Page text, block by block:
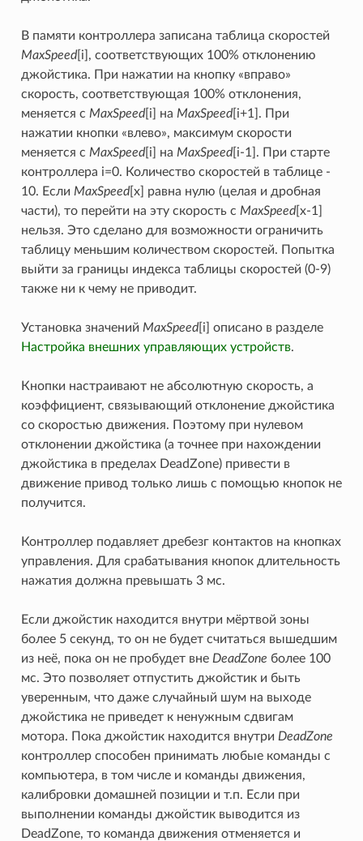
В памяти контроллера записана таблица скоростей
MaxSpeed[i], соответствующих 100% отклонению
джойстика. При нажатии на кнопку «вправо»
скорость, соответствующая 100% отклонения,
меняется с MaxSpeed[i] на MaxSpeed[i+1]. При
нажатии кнопки «влево», максимум скорости
меняется с MaxSpeed[i] на MaxSpeed[i-1]. При старте
контроллера i=0. Количество скоростей в таблице -
10. Если MaxSpeed[x] равна нулю (целая и дробная
части), то перейти на эту скорость с MaxSpeed[x-1]
нельзя. Это сделано для возможности ограничить
таблицу меньшим количеством скоростей. Попытка
выйти за границы индекса таблицы скоростей (0-9)
также ни к чему не приводит.
Установка значений MaxSpeed[i] описано в разделе
Настройка внешних управляющих устройств.
Кнопки настраивают не абсолютную скорость, а
коэффициент, связывающий отклонение джойстика
со скоростью движения. Поэтому при нулевом
отклонении джойстика (а точнее при нахождении
джойстика в пределах DeadZone) привести в
движение привод только лишь с помощью кнопок не
получится.
Контроллер подавляет дребезг контактов на кнопках
управления. Для срабатывания кнопок длительность
нажатия должна превышать 3 мс.
Если джойстик находится внутри мёртвой зоны
более 5 секунд, то он не будет считаться вышедшим
из неё, пока он не пробудет вне DeadZone более 100
мс. Это позволяет отпустить джойстик и быть
уверенным, что даже случайный шум на выходе
джойстика не приведет к ненужным сдвигам
мотора. Пока джойстик находится внутри DeadZone
контроллер способен принимать любые команды с
компьютера, в том числе и команды движения,
калибровки домашней позиции и т.п. Если при
выполнении команды джойстик выводится из
DeadZone, то команда движения отменяется и